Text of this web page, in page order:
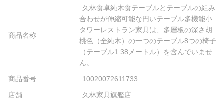
商品名称
久林食卓純木食テーブルとテーブルの組み
合わせが伸縮可能な円いテーブル多機能小
タワーレストラン家具は、多層板の深さ胡
桃色（全純木）の一つのテーブル8つの椅子
（テーブル1.38メートル）を含んでいませ
ん。
商品番号
10020072611733
店舗
久林家具旗艦店